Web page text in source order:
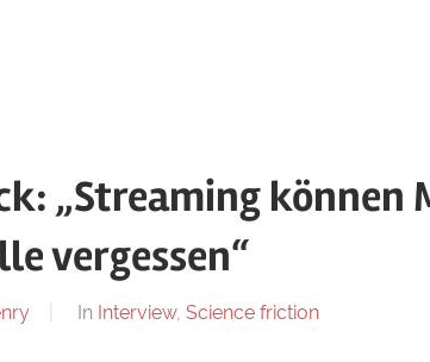
„Streaming können
vergessen“
In Interview, Science friction